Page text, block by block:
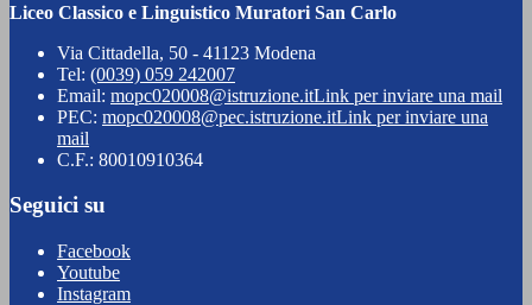
Liceo Classico e Linguistico Muratori San Carlo
Via Cittadella, 50 - 41123 Modena
Tel: (0039) 059 242007
Email: mopc020008@istruzione.itLink per inviare una mail
PEC: mopc020008@pec.istruzione.itLink per inviare una
mail
C.F.: 80010910364
Seguici su
Facebook
Youtube
Instagram